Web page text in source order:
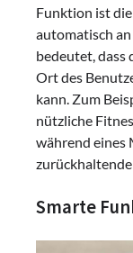
Funktion ist
automatisch
bedeutet,
Ort des
kann. Zum
nützliche
während eines
Smarte